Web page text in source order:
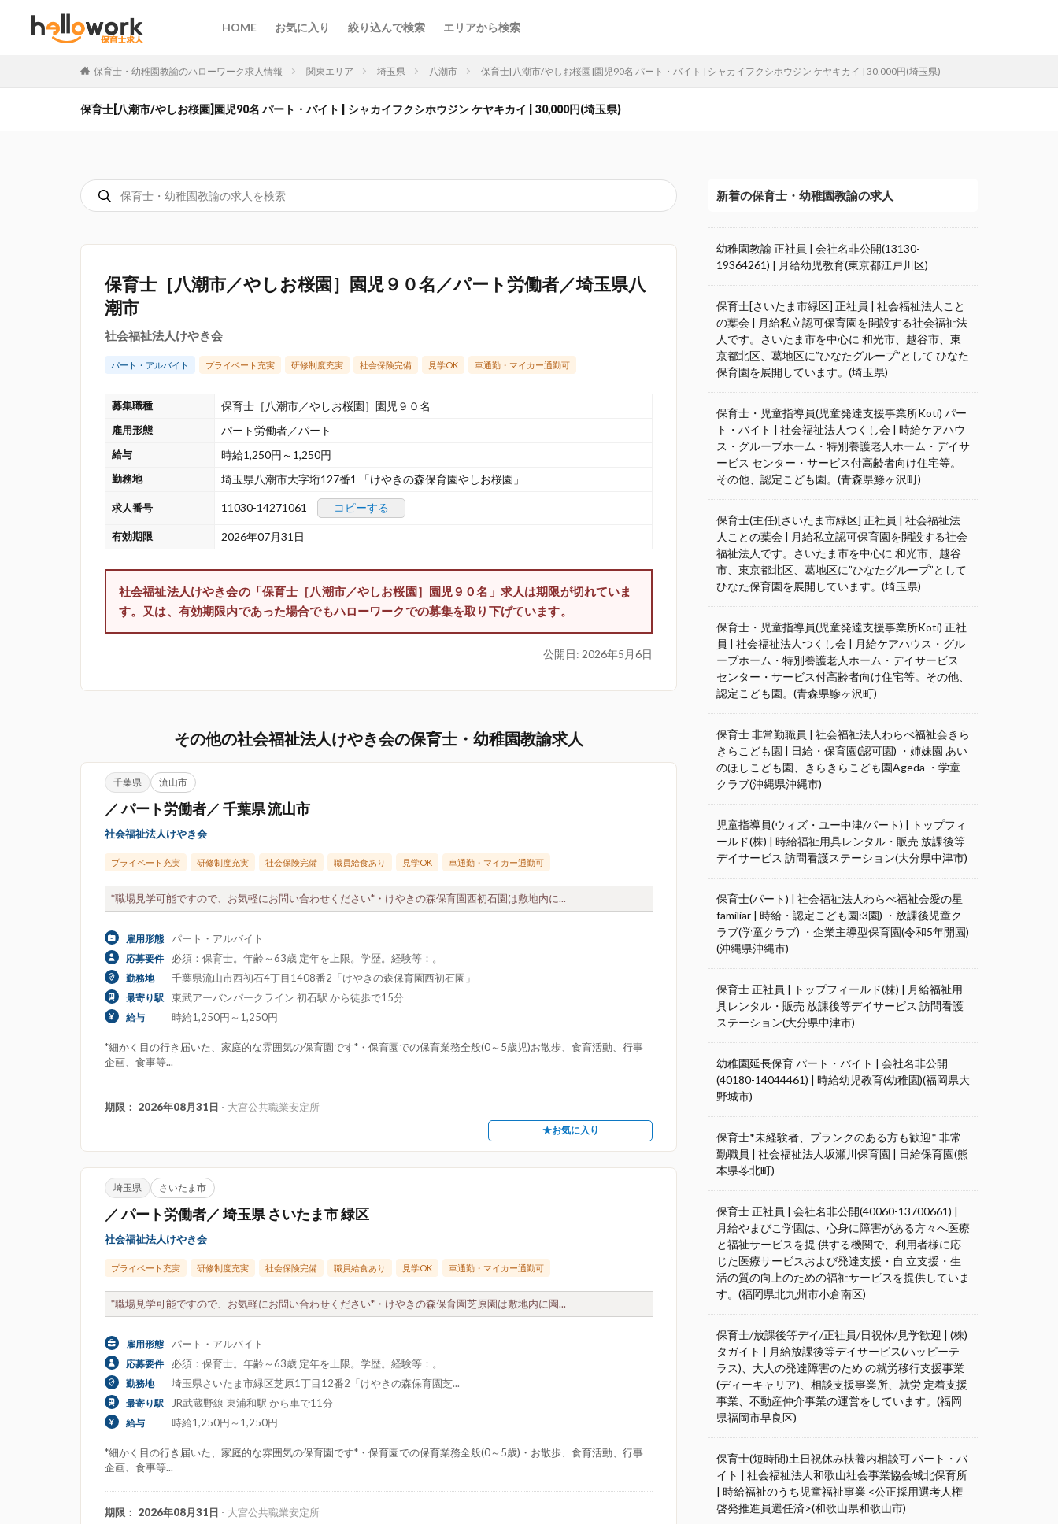
HOME お気に入り 絞り込んで検索 エリアから検索
保育士・幼稚園教諭のハローワーク求人情報 関東エリア 埼玉県 八潮市 保育士[八潮市/やしお桜園]園児90名 パート・バイト | シャカイフクシホウジン ケヤキカイ | 30,000円(埼玉県)
保育士[八潮市/やしお桜園]園児90名 パート・バイト | シャカイフクシホウジン ケヤキカイ | 30,000円(埼玉県)
保育士［八潮市／やしお桜園］園児９０名／パート労働者／埼玉県八
潮市
社会福祉法人けやき会
パート・アルバイト プライベート充実 研修制度充実 社会保険完備 見学OK 車通勤・マイカー通勤可
募集職種 保育士［八潮市／やしお桜園］園児９０名
雇用形態 パート労働者／パート
給与 時給1,250円～1,250円
勤務地 埼玉県八潮市大字垳127番1 「けやきの森保育園やしお桜園」
求人番号 11030-14271061 コピーする
有効期限 2026年07月31日
社会福祉法人けやき会の「保育士［八潮市／やしお桜園］園児９０名」求人は期限が切れていま
す。又は、有効期限内であった場合でもハローワークでの募集を取り下げています。
公開日: 2026年5月6日
その他の社会福祉法人けやき会の保育士・幼稚園教諭求人
千葉県 流山市
／ パート労働者／ 千葉県 流山市
社会福祉法人けやき会
プライベート充実 研修制度充実 社会保険完備 職員給食あり 見学OK 車通勤・マイカー通勤可
*職場見学可能ですので、お気軽にお問い合わせください*・けやきの森保育園西初石園は敷地内に...
雇用形態 パート・アルバイト
応募要件 必須：保育士。年齢～63歳 定年を上限。学歴。経験等：。
勤務地 千葉県流山市西初石4丁目1408番2「けやきの森保育園西初石園」
最寄り駅 東武アーバンパークライン 初石駅 から徒歩で15分
給与 時給1,250円～1,250円
*細かく目の行き届いた、家庭的な雰囲気の保育園です*・保育園での保育業務全般(0～5歳児)お散歩、食育活動、行事
企画、食事等...
期限： 2026年08月31日 - 大宮公共職業安定所
★お気に入り
埼玉県 さいたま市
／ パート労働者／ 埼玉県 さいたま市 緑区
社会福祉法人けやき会
プライベート充実 研修制度充実 社会保険完備 職員給食あり 見学OK 車通勤・マイカー通勤可
*職場見学可能ですので、お気軽にお問い合わせください*・けやきの森保育園芝原園は敷地内に園...
雇用形態 パート・アルバイト
応募要件 必須：保育士。年齢～63歳 定年を上限。学歴。経験等：。
勤務地 埼玉県さいたま市緑区芝原1丁目12番2「けやきの森保育園芝...
最寄り駅 JR武蔵野線 東浦和駅 から車で11分
給与 時給1,250円～1,250円
*細かく目の行き届いた、家庭的な雰囲気の保育園です*・保育園での保育業務全般(0～5歳)・お散歩、食育活動、行事
企画、食事等...
期限： 2026年08月31日 - 大宮公共職業安定所
新着の保育士・幼稚園教諭の求人
幼稚園教諭 正社員 | 会社名非公開(13130-
19364261) | 月給幼児教育(東京都江戸川区)
保育士[さいたま市緑区] 正社員 | 社会福祉法人こと
の葉会 | 月給私立認可保育園を開設する社会福祉法
人です。さいたま市を中心に 和光市、越谷市、東
京都北区、葛地区に”ひなたグループ”として ひなた
保育園を展開しています。(埼玉県)
保育士・児童指導員(児童発達支援事業所Koti) パー
ト・バイト | 社会福祉法人つくし会 | 時給ケアハウ
ス・グループホーム・特別養護老人ホーム・デイサ
ービス センター・サービス付高齢者向け住宅等。
その他、認定こども園。(青森県鯵ヶ沢町)
保育士(主任)[さいたま市緑区] 正社員 | 社会福祉法
人ことの葉会 | 月給私立認可保育園を開設する社会
福祉法人です。さいたま市を中心に 和光市、越谷
市、東京都北区、葛地区に”ひなたグループ”として
ひなた保育園を展開しています。(埼玉県)
保育士・児童指導員(児童発達支援事業所Koti) 正社
員 | 社会福祉法人つくし会 | 月給ケアハウス・グル
ープホーム・特別養護老人ホーム・デイサービス
センター・サービス付高齢者向け住宅等。その他、
認定こども園。(青森県鰺ヶ沢町)
保育士 非常勤職員 | 社会福祉法人わらべ福祉会きら
きらこども園 | 日給・保育園(認可園) ・姉妹園 あい
のほしこども園、きらきらこども園Ageda ・学童
クラブ(沖縄県沖縄市)
児童指導員(ウィズ・ユー中津/パート) | トップフィ
ールド(株) | 時給福祉用具レンタル・販売 放課後等
デイサービス 訪問看護ステーション(大分県中津市)
保育士(パート) | 社会福祉法人わらべ福祉会愛の星
familiar | 時給・認定こども園:3園) ・放課後児童ク
ラブ(学童クラブ) ・企業主導型保育園(令和5年開園)
(沖縄県沖縄市)
保育士 正社員 | トップフィールド(株) | 月給福祉用
具レンタル・販売 放課後等デイサービス 訪問看護
ステーション(大分県中津市)
幼稚園延長保育 パート・バイト | 会社名非公開
(40180-14044461) | 時給幼児教育(幼稚園)(福岡県大
野城市)
保育士*未経験者、ブランクのある方も歓迎* 非常
勤職員 | 社会福祉法人坂瀬川保育園 | 日給保育園(熊
本県苓北町)
保育士 正社員 | 会社名非公開(40060-13700661) |
月給やまびこ学園は、心身に障害がある方々へ医療
と福祉サービスを提 供する機関で、利用者様に応
じた医療サービスおよび発達支援・自 立支援・生
活の質の向上のための福祉サービスを提供していま
す。(福岡県北九州市小倉南区)
保育士/放課後等デイ/正社員/日祝休/見学歓迎 | (株)
タガイト | 月給放課後等デイサービス(ハッピーテ
ラス)、大人の発達障害のため の就労移行支援事業
(ディーキャリア)、相談支援事業所、就労 定着支援
事業、不動産仲介事業の運営をしています。(福岡
県福岡市早良区)
保育士(短時間)土日祝休み扶養内相談可 パート・バ
イト | 社会福祉法人和歌山社会事業協会城北保育所
| 時給福祉のうち児童福祉事業 <公正採用選考人権
啓発推進員選任済>(和歌山県和歌山市)